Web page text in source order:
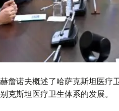
詹诺夫概述了哈萨克斯坦医疗
克斯坦医疗卫生体系的发展。